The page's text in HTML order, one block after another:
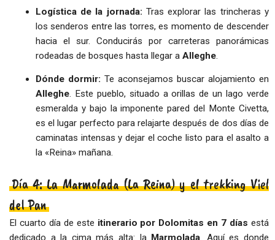
Logística de la jornada: Tras explorar las trincheras y
los senderos entre las torres, es momento de descender
hacia el sur. Conducirás por carreteras panorámicas
rodeadas de bosques hasta llegar a Alleghe.
Dónde dormir: Te aconsejamos buscar alojamiento en
Alleghe. Este pueblo, situado a orillas de un lago verde
esmeralda y bajo la imponente pared del Monte Civetta,
es el lugar perfecto para relajarte después de dos días de
caminatas intensas y dejar el coche listo para el asalto a
la «Reina» mañana.
Día 4: La Marmolada (La Reina) y el trekking Viel
del Pan
El cuarto día de este itinerario por Dolomitas en 7 días está
dedicado a la cima más alta: la Marmolada . Aquí es donde